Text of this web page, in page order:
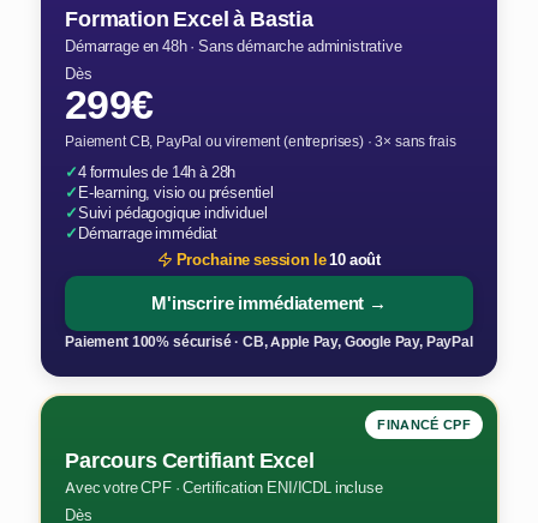
Formation Excel à Bastia
Démarrage en 48h · Sans démarche administrative
Dès
299€
Paiement CB, PayPal ou virement (entreprises) · 3× sans frais
✓4 formules de 14h à 28h
✓E-learning, visio ou présentiel
✓Suivi pédagogique individuel
✓Démarrage immédiat
Prochaine session le10 août
M'inscrire immédiatement →
Paiement 100% sécurisé · CB, Apple Pay, Google Pay, PayPal
FINANCÉ CPF
Parcours Certifiant Excel
Avec votre CPF · Certification ENI/ICDL incluse
Dès